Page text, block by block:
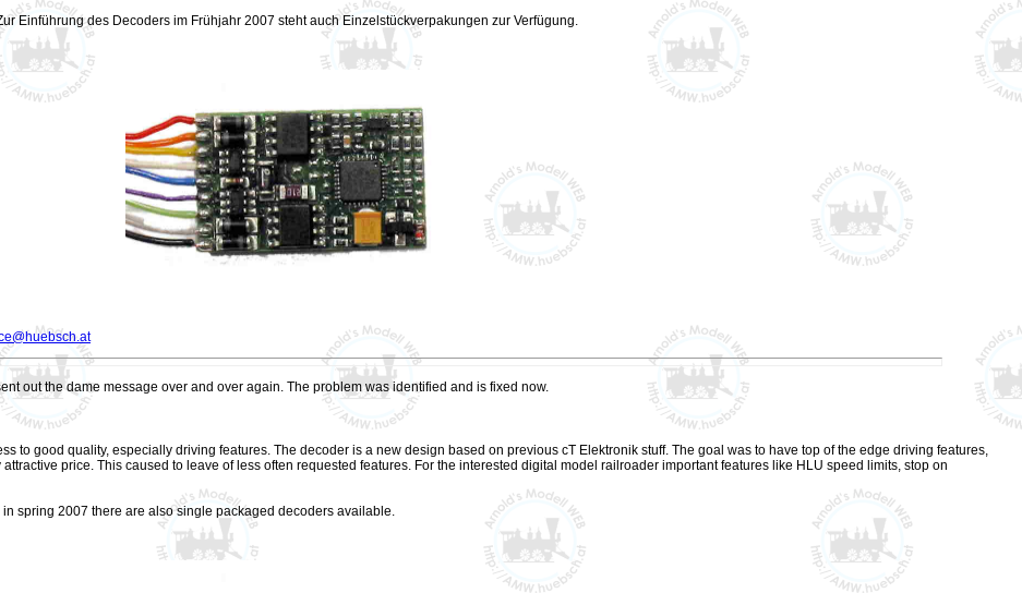
Einführung des Decoders im Frühjahr 2007 steht auch Einzelstückverpakungen zur Verfügung.
out the dame message over and over again. The problem was identified and is fixed now.
to good quality, especially driving features. The decoder is a new design based on previous cT Elektronik stuff. The goal was to have top of the edge driving features,
price. This caused to leave of less often requested features. For the interested digital model railroader important features like HLU speed limits, stop on
spring 2007 there are also single packaged decoders available.